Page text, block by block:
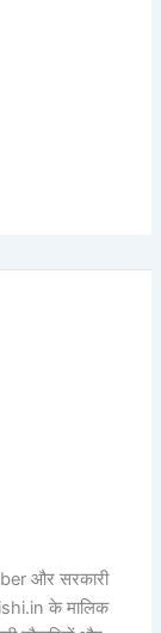
और सरकारी
के मालिक